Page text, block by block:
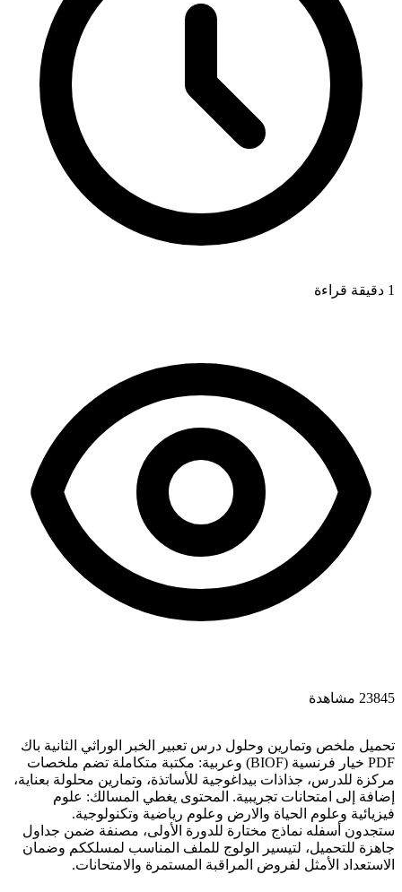
1 دقيقة قراءة
23845 مشاهدة
تحميل ملخص وتمارين وحلول درس تعبير الخبر الوراثي الثانية باك
PDF خيار فرنسية (BIOF) وعربية: مكتبة متكاملة تضم ملخصات
مركزة للدرس، جذاذات بيداغوجية للأساتذة، وتمارين محلولة بعناية،
إضافة إلى امتحانات تجريبية. المحتوى يغطي المسالك: علوم
فيزيائية وعلوم الحياة والارض وعلوم رياضية وتكنولوجية.
ستجدون أسفله نماذج مختارة للدورة الأولى، مصنفة ضمن جداول
جاهزة للتحميل، لتيسير الولوج للملف المناسب لمسلككم وضمان
الاستعداد الأمثل لفروض المراقبة المستمرة والامتحانات.